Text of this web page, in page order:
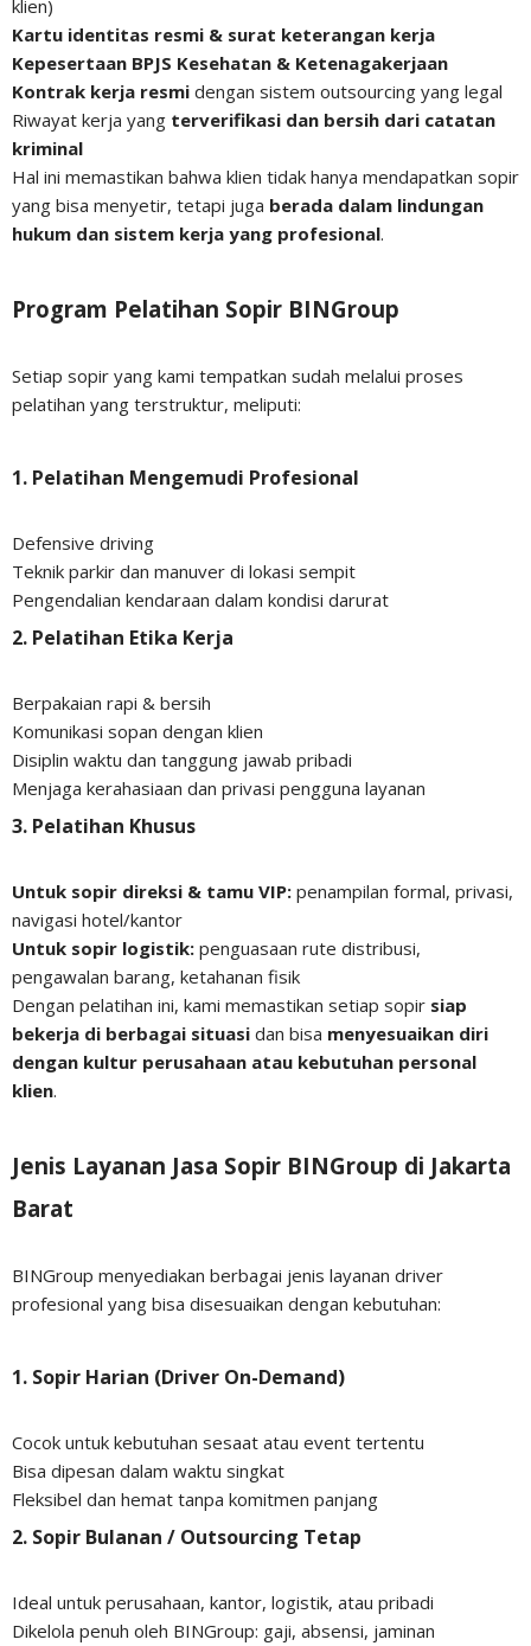
klien)
Kartu identitas resmi & surat keterangan kerja
Kepesertaan BPJS Kesehatan & Ketenagakerjaan
Kontrak kerja resmi dengan sistem outsourcing yang legal
Riwayat kerja yang terverifikasi dan bersih dari catatan
kriminal
Hal ini memastikan bahwa klien tidak hanya mendapatkan sopir
yang bisa menyetir, tetapi juga berada dalam lindungan
hukum dan sistem kerja yang profesional.
Program Pelatihan Sopir BINGroup
Setiap sopir yang kami tempatkan sudah melalui proses
pelatihan yang terstruktur, meliputi:
1. Pelatihan Mengemudi Profesional
Defensive driving
Teknik parkir dan manuver di lokasi sempit
Pengendalian kendaraan dalam kondisi darurat
2. Pelatihan Etika Kerja
Berpakaian rapi & bersih
Komunikasi sopan dengan klien
Disiplin waktu dan tanggung jawab pribadi
Menjaga kerahasiaan dan privasi pengguna layanan
3. Pelatihan Khusus
Untuk sopir direksi & tamu VIP: penampilan formal, privasi,
navigasi hotel/kantor
Untuk sopir logistik: penguasaan rute distribusi,
pengawalan barang, ketahanan fisik
Dengan pelatihan ini, kami memastikan setiap sopir siap
bekerja di berbagai situasi dan bisa menyesuaikan diri
dengan kultur perusahaan atau kebutuhan personal
klien.
Jenis Layanan Jasa Sopir BINGroup di Jakarta
Barat
BINGroup menyediakan berbagai jenis layanan driver
profesional yang bisa disesuaikan dengan kebutuhan:
1. Sopir Harian (Driver On-Demand)
Cocok untuk kebutuhan sesaat atau event tertentu
Bisa dipesan dalam waktu singkat
Fleksibel dan hemat tanpa komitmen panjang
2. Sopir Bulanan / Outsourcing Tetap
Ideal untuk perusahaan, kantor, logistik, atau pribadi
Dikelola penuh oleh BINGroup: gaji, absensi, jaminan